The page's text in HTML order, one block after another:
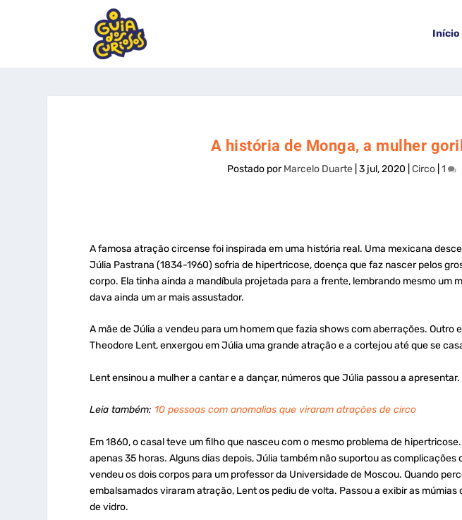
Início
A história de Monga, a mulher
Postado porMarcelo Duarte |3 jul, 2020 |Circo |1
A famosa atração circense foi inspirada em uma história real. Uma mexicana
Júlia Pastrana (1834-1960) sofria de hipertricose, doença que faz nascer pelos
corpo. Ela tinha ainda a mandíbula projetada para a frente, lembrando mesmo um
dava ainda um ar mais assustador.
A mãe de Júlia a vendeu para um homem que fazia shows com aberrações. Outro
Theodore Lent, enxergou em Júlia uma grande atração e a cortejou até que se
Lent ensinou a mulher a cantar e a dançar, números que Júlia passou a apresentar.
Leia também: 10 pessoas com anomalias que viraram atrações de circo
Em 1860, o casal teve um filho que nasceu com o mesmo problema de
apenas 35 horas. Alguns dias depois, Júlia também não suportou as complicações
vendeu os dois corpos para um professor da Universidade de Moscou. Quando
embalsamados viraram atração, Lent os pediu de volta. Passou a exibir as
de vidro.